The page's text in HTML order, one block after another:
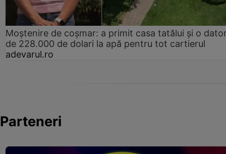
Moștenire de coșmar: a primit casa tatălui și o
de 228.000 de dolari la apă pentru tot cartierul
adevarul.ro
Parteneri